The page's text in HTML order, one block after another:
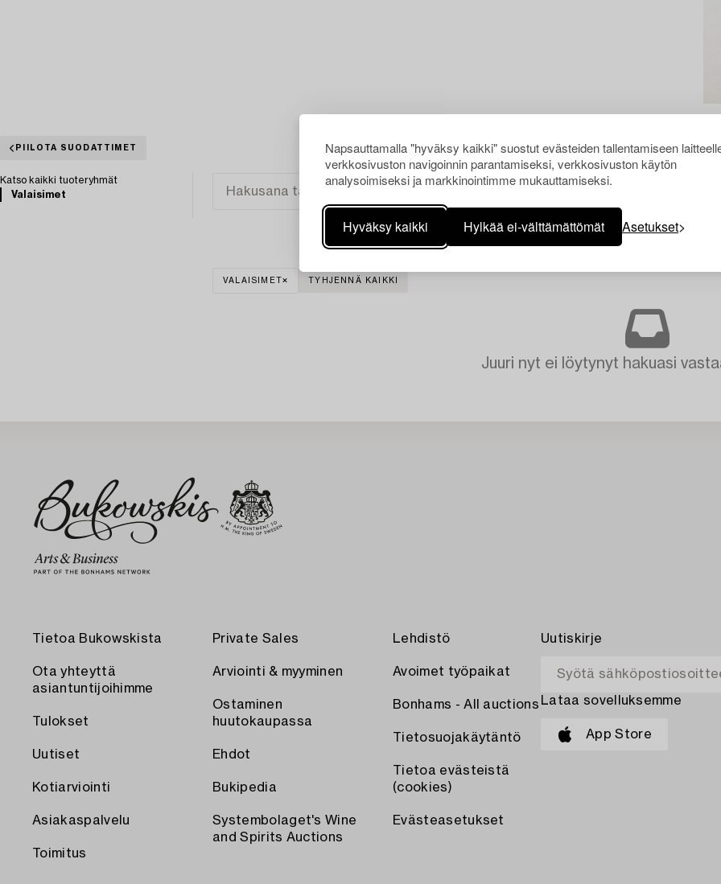
Napsauttamalla "hyväksy kaikki" suostut evästeiden tallentamiseen
verkkosivuston navigoinnin parantamiseksi, verkkosivuston käytön
analysoimiseksi ja markkinointimme mukauttamiseksi.
Hyväksy kaikki Hylkää ei-välttämättömät Asetukset
PIILOTA SUODATTIMET
Katso kaikki tuoteryhmät
Valaisimet
VALAISIMET TYHJENNÄ KAIKKI
Juuri nyt ei löytynyt hakuasi
Tietoa Bukowskista
Ota yhteyttä
asiantuntijoihimme
Tulokset
Uutiset
Kotiarviointi
Asiakaspalvelu
Toimitus
Private Sales
Arviointi & myyminen
Ostaminen
huutokaupassa
Ehdot
Bukipedia
Systembolaget's Wine
and Spirits Auctions
Lehdistö
Avoimet työpaikat
Bonhams - All auctions
Tietosuojakäytäntö
Tietoa evästeistä
(cookies)
Evästeasetukset
Uutiskirje
Lataa sovelluksemme
App Store